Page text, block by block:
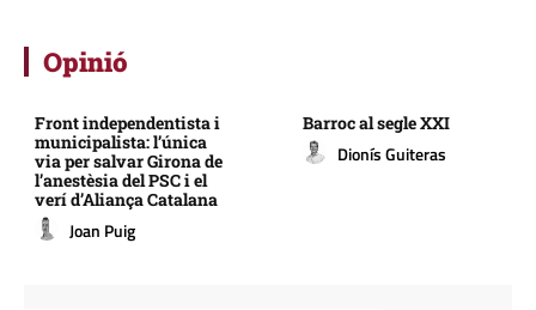
Opinió
Front independentista i
municipalista: l’única
via per salvar Girona de
l’anestèsia del PSC i el
verí d’Aliança Catalana
Joan Puig
Barroc al segle XXI
Dionís Guiteras